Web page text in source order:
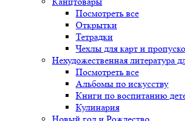
Посмотреть все
Открытки
Тетрадки
Чехлы для карт и
Нехудожественная литература
Посмотреть все
Альбомы по искусству
Книги по воспитанию
Кулинария